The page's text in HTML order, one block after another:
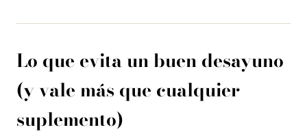
Lo que evita un buen desayuno
(y vale más que cualquier
suplemento)